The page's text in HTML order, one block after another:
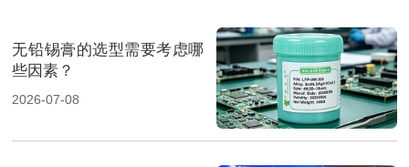
无铅锡膏的选型需要考虑哪
些因素？
2026-07-08